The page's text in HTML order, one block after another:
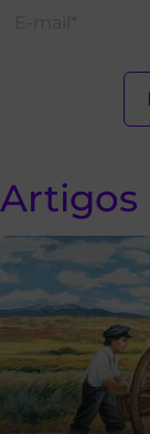
Artigos